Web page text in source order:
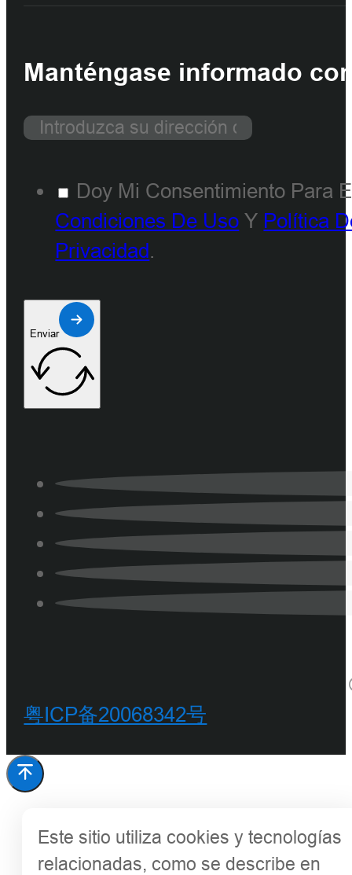
Manténgase informado
Doy Mi Consentimiento Para
Condiciones De Uso Y Política
Privacidad.
Enviar
粤ICP备20068342号
Este sitio utiliza cookies y tecnologías
relacionadas, como se describe en